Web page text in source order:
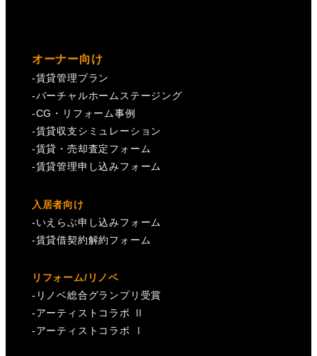
オーナー向け
-賃貸管理プラン
-バーチャルホームステージング
-CG・リフォーム事例
-賃貸収支シミュレーション
-賃貸・売却査定フォーム
-賃貸管理申し込みフォーム
入居者向け
-いえらぶ申し込みフォーム
-賃貸借契約解約フォーム
リフォーム/リノベ
- リノベ総合グランプリ受賞
-アーティストコラボ Ⅱ
-アーティストコラボ Ⅰ